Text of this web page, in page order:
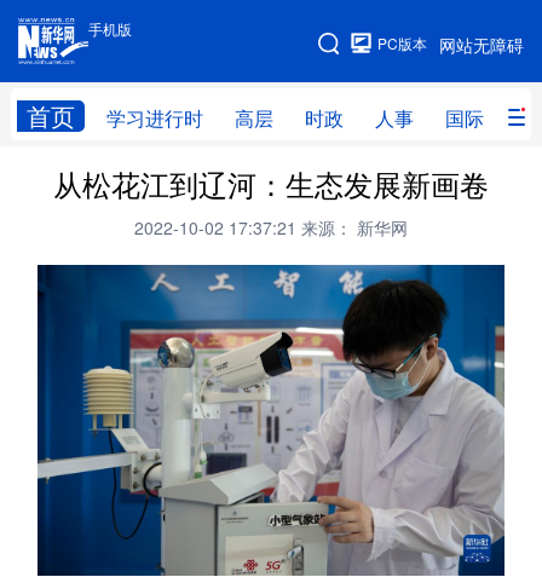
手机版
网站无障碍
PC版本
首页 学习进行时 高层 时政 人事 国际 财
手机版
网站地图
学习进行时 高层 时政 人事
财经 网评
思客智库 全球连线
科创 量子
文化 书画 健康 军事
访谈 视频 图片 政务
中央文件 金融 汽车
信息化 数字经济
从松花江到辽河：生态发展新画卷
2022-10-02 17:37:21 来源： 新华网